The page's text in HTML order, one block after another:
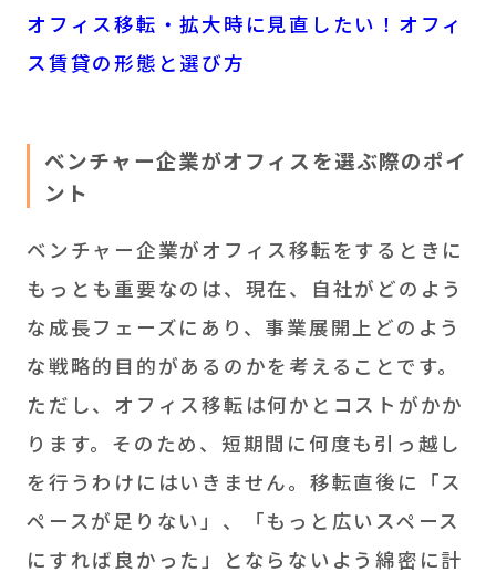
オフィス移転・拡大時に見直したい！オフィ
ス賃貸の形態と選び方
ベンチャー企業がオフィスを選ぶ際のポイ
ント
ベンチャー企業がオフィス移転をするときに
もっとも重要なのは、現在、自社がどのよう
な成長フェーズにあり、事業展開上どのよう
な戦略的目的があるのかを考えることです。
ただし、オフィス移転は何かとコストがかか
ります。そのため、短期間に何度も引っ越し
を行うわけにはいきません。移転直後に「ス
ペースが足りない」、「もっと広いスペース
にすれば良かった」とならないよう綿密に計